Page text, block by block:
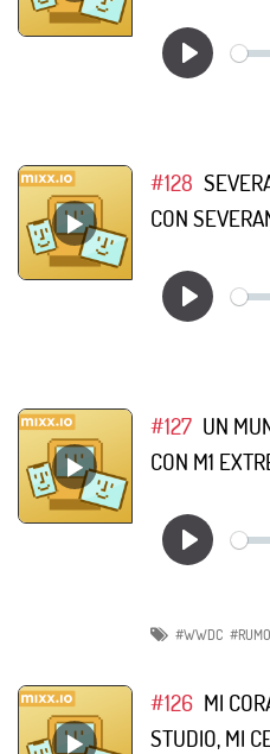
#128
CON
#127 UN
CON M1
#WWDC
#126 MI
STUDIO, MI